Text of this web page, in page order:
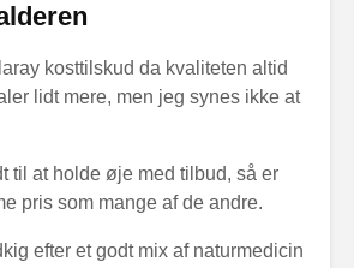
kosttilskud da kvaliteten altid
lidt mere, men jeg synes ikke at
til at holde øje med tilbud, så er
pris som mange af de andre.
efter et godt mix af naturmedicin